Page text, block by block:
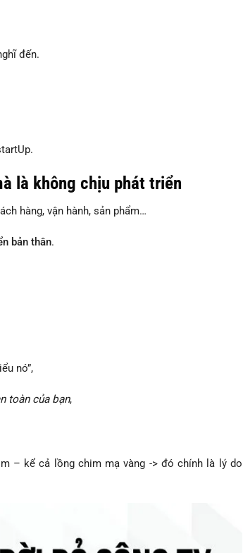
đến.
là không chịu phát triển
hàng, vận hành, sản phẩm…
bản thân.
nó”,
toàn của bạn,
– kể cả lồng chim mạ vàng -> đó chính là lý do